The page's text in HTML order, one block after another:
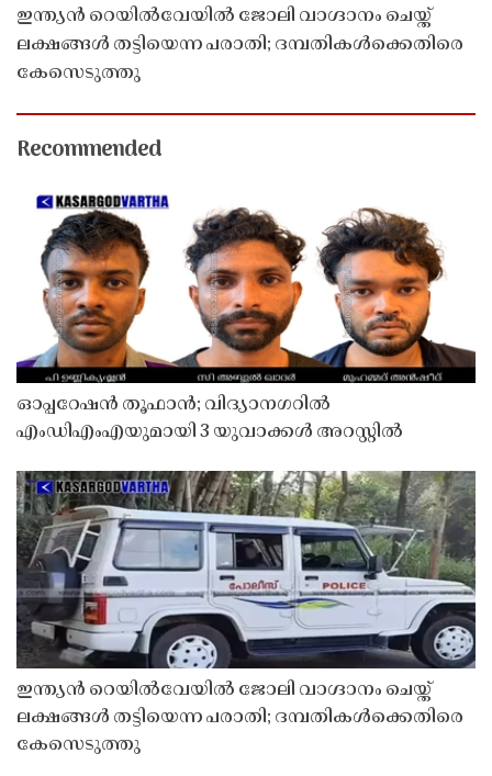
ഇന്ത്യൻ റെയിൽവേയിൽ ജോലി വാഗ്ദാനം ചെയ്ത്
ലക്ഷങ്ങൾ തട്ടിയെന്ന പരാതി; ദമ്പതികൾക്കെതിരെ
കേസെടുത്തു
Recommended
ഓപ്പറേഷൻ തൂഫാൻ; വിദ്യാനഗറിൽ
എംഡിഎംഎയുമായി 3 യുവാക്കൾ അറസ്റ്റിൽ
ഇന്ത്യൻ റെയിൽവേയിൽ ജോലി വാഗ്ദാനം ചെയ്ത്
ലക്ഷങ്ങൾ തട്ടിയെന്ന പരാതി; ദമ്പതികൾക്കെതിരെ
കേസെടുത്തു